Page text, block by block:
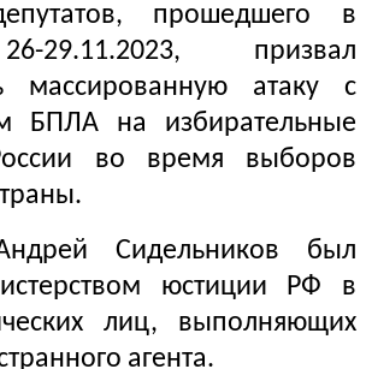
прошедшего в
29.11.2023, призвал
массированную атаку с
БПЛА на избирательные
во время выборов
Сидельников был
юстиции РФ в
лиц, выполняющих
агента.